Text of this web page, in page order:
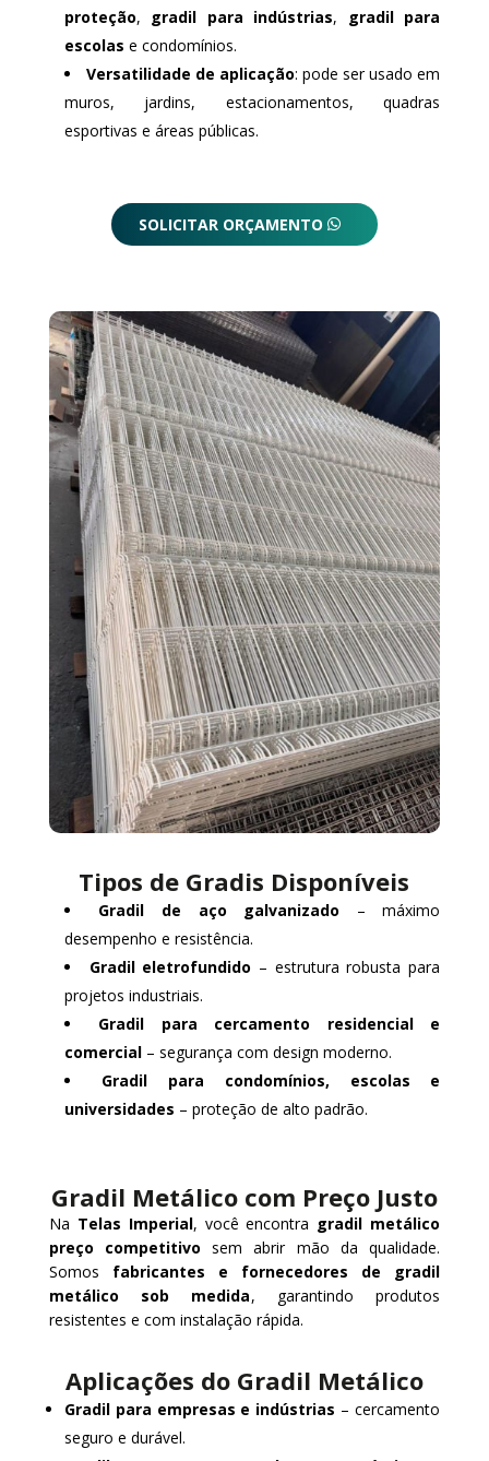
proteção, gradil para indústrias, gradil para
escolas e condomínios.
Versatilidade de aplicação: pode ser usado em
muros, jardins, estacionamentos, quadras
esportivas e áreas públicas.
SOLICITAR ORÇAMENTO
Tipos de Gradis Disponíveis
Gradil de aço galvanizado – máximo
desempenho e resistência.
Gradil eletrofundido – estrutura robusta para
projetos industriais.
Gradil para cercamento residencial e
comercial– segurança com design moderno.
Gradil para condomínios, escolas e
universidades – proteção de alto padrão.
Gradil Metálico com Preço Justo
Na Telas Imperial, você encontra gradil metálico
preço competitivo sem abrir mão da qualidade.
Somos fabricantes e fornecedores de gradil
metálico sob medida, garantindo produtos
resistentes e com instalação rápida.
Aplicações do Gradil Metálico
Gradil para empresas e indústrias – cercamento
seguro e durável.